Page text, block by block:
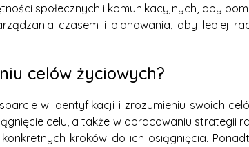
społecznych i komunikacyjnych, aby
czasem i planowania, aby lepiej
celów życiowych?
w identyfikacji i zrozumieniu swoich
celu, a także w opracowaniu strategii
kroków do ich osiągnięcia.